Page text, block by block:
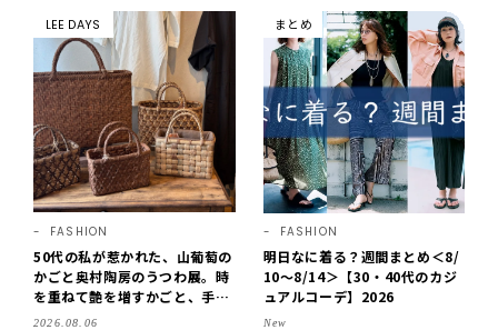
菓子、SOBAPのミニクレー
プ…etc.【2026】
LEE DAYS
FASHION
50代の私が惹かれた、山葡萄の
かごと奥村陶房のうつわ展。時
を重ねて艶を増すかごと、手仕
事の美しさに出会いました。
2026.08.06
まとめ
FASHION
明日なに着る？週間まとめ＜8/
10～8/14＞【30・40代のカジ
ュアルコーデ】2026
New